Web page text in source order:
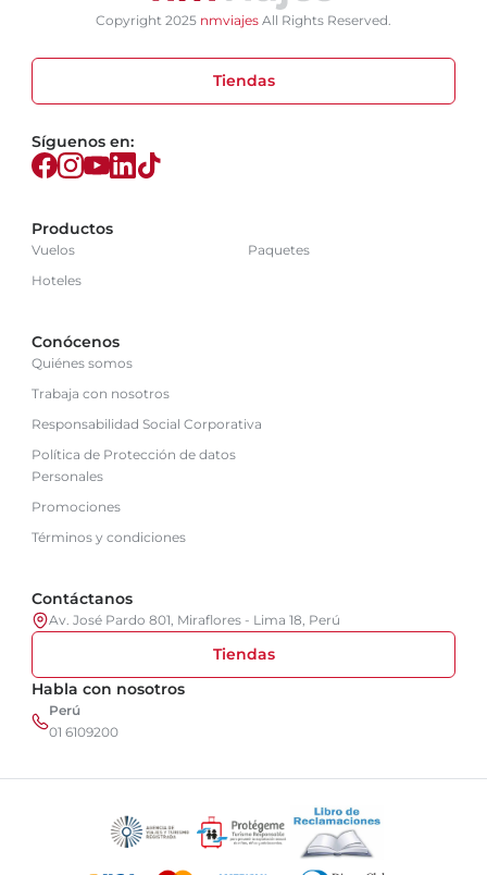
Copyright 2025 nmviajes All Rights Reserved.
Tiendas
Síguenos en:
Productos
Vuelos
Paquetes
Hoteles
Conócenos
Quiénes somos
Trabaja con nosotros
Responsabilidad Social Corporativa
Política de Protección de datos
Personales
Promociones
Términos y condiciones
Contáctanos
Av. José Pardo 801, Miraflores - Lima 18, Perú
Tiendas
Habla con nosotros
Perú
01 6109200